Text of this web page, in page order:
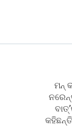
ମନ୍‌
କହିଛନ୍ତି